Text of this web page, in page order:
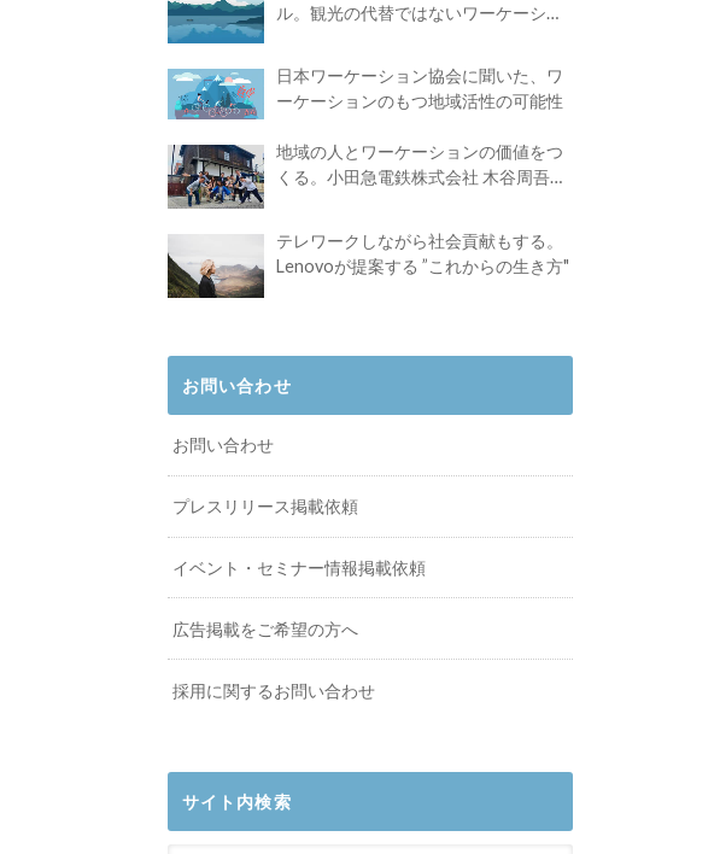
ル。観光の代替ではないワーケーショ
日本ワーケーション協会に聞いた、ワ
ーケーションのもつ地域活性の可能性
地域の人とワーケーションの価値をつ
くる。小田急電鉄株式会社 木谷周吾さ
テレワークしながら社会貢献もする。
Lenovoが提案する ”これからの生き方"
お問い合わせ
お問い合わせ
プレスリリース掲載依頼
イベント・セミナー情報掲載依頼
広告掲載をご希望の方へ
採用に関するお問い合わせ
サイト内検索